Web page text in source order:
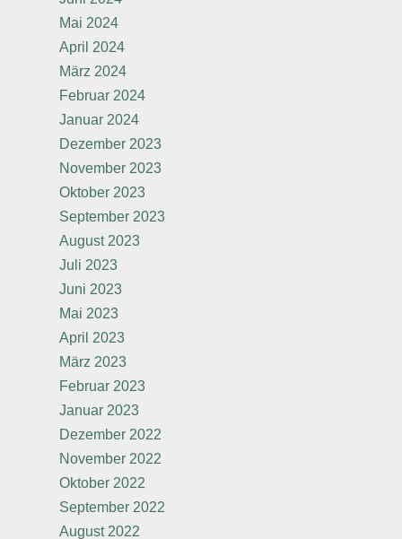
Mai 2024
April 2024
März 2024
Februar 2024
Januar 2024
Dezember 2023
November 2023
Oktober 2023
September 2023
August 2023
Juli 2023
Juni 2023
Mai 2023
April 2023
März 2023
Februar 2023
Januar 2023
Dezember 2022
November 2022
Oktober 2022
September 2022
August 2022